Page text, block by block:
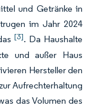
und Getränke in
im Jahr 2024
[3]. Da Haushalte
und außer Haus
Hersteller den
Aufrechterhaltung
das Volumen des